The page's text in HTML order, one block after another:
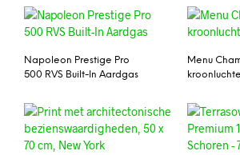
Napoleon Prestige Pro
500 RVS Built-In Aardgas
Menu